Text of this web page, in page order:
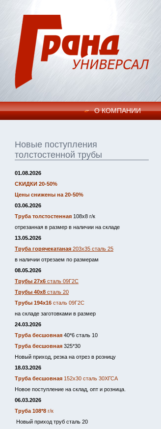
О КОМПАНИИ
Новые поступления
толстостенной трубы
01.08.2026
СКИДКИ 20-50%
Цены снижены на 20-50%
03.06.2026
Труба толстостенная 108х8 г/к
отрезанная в размер в наличии на складе
13.05.2026
Труба горячекатаная 203х35 сталь 25
в наличии отрезаем по размерам
08.05.2026
Трубы 27х6 сталь 09Г2С
Трубы 40х8 сталь 20
Трубы 194х16 сталь 09Г2С
на складе заготовками в размер
24.03.2026
Труба бесшовная 40*6 сталь 10
Труба бесшовная 325*30
Новый приход, резка на отрез в розницу
18.03.2026
Труба бесшовная 152х30 сталь 30ХГСА
Новое поступление на склад, опт и розница.
06.03.2026
Труба 108*8 г/к
Новый приход труб сталь 20